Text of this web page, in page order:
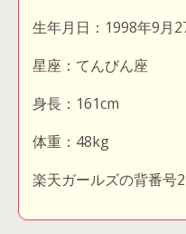
生年月日：1998年9月
星座：てんびん座
身長：161cm
体重：48kg
楽天ガールズの背番号